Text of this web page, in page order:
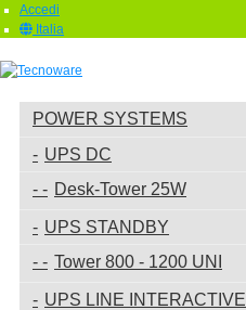
Accedi
Italia
POWER SYSTEMS
UPS DC
Desk-Tower 25W
UPS STANDBY
Tower 800 - 1200 UNI
UPS LINE INTERACTIVE